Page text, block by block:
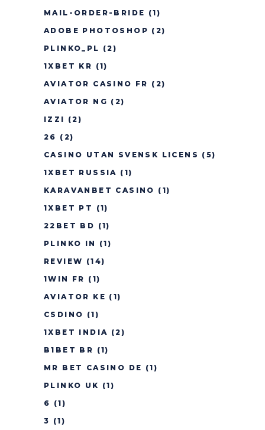
MAIL-ORDER-BRIDE (1)
ADOBE PHOTOSHOP (2)
PLINKO_PL (2)
1XBET KR (1)
AVIATOR CASINO FR (2)
AVIATOR NG (2)
IZZI (2)
26 (2)
CASINO UTAN SVENSK LICENS (5)
1XBET RUSSIA (1)
KARAVANBET CASINO (1)
1XBET PT
(1)
22BET BD (1)
PLINKO IN
(1)
REVIEW (14)
1WIN FR (1)
AVIATOR KE (1)
CSDINO (1)
1XBET INDIA (2)
B1BET BR (1)
MR BET CASINO DE (1)
PLINKO UK (1)
6 (1)
3 (1)